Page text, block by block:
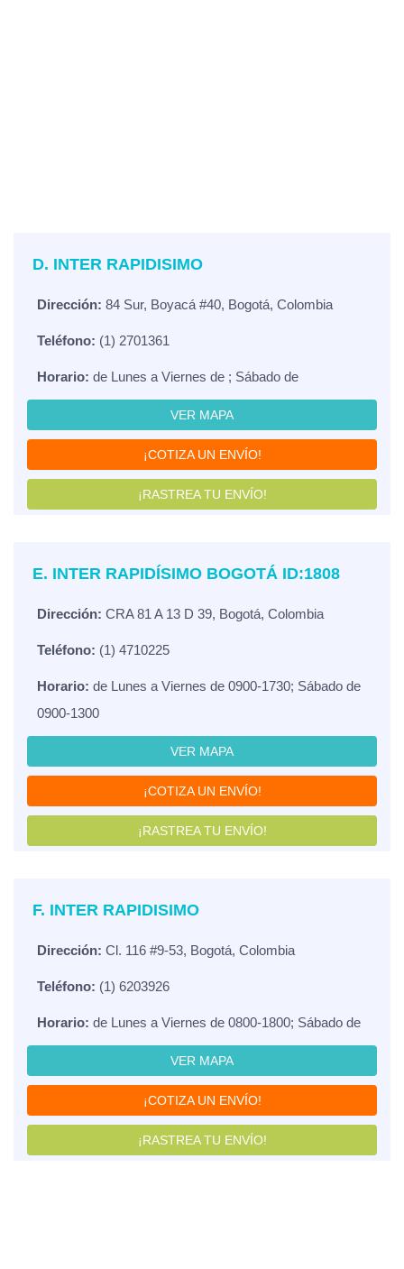
D. INTER RAPIDISIMO
Dirección: 84 Sur, Boyacá #40, Bogotá, Colombia
Teléfono: (1) 2701361
Horario: de Lunes a Viernes de ; Sábado de
VER MAPA
¡COTIZA UN ENVÍO!
¡RASTREA TU ENVÍO!
E. INTER RAPIDÍSIMO BOGOTÁ ID:1808
Dirección: CRA 81 A 13 D 39, Bogotá, Colombia
Teléfono: (1) 4710225
Horario: de Lunes a Viernes de 0900-1730; Sábado de
0900-1300
VER MAPA
¡COTIZA UN ENVÍO!
¡RASTREA TU ENVÍO!
F. INTER RAPIDISIMO
Dirección: Cl. 116 #9-53, Bogotá, Colombia
Teléfono: (1) 6203926
Horario: de Lunes a Viernes de 0800-1800; Sábado de
VER MAPA
¡COTIZA UN ENVÍO!
¡RASTREA TU ENVÍO!